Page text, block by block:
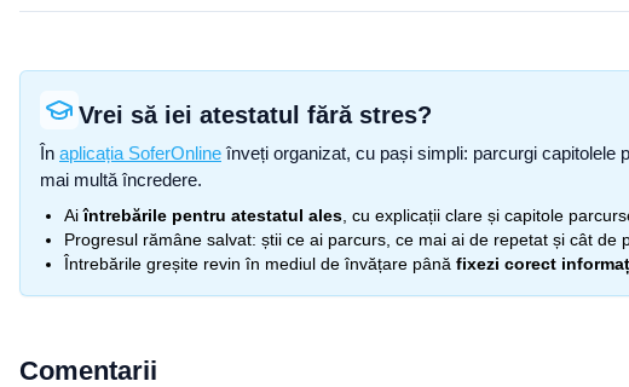
Vrei să iei atestatul fără stres?
În aplicația SoferOnline înveți organizat, cu pași simpli: parcurgi
mai multă încredere.
Aiîntrebările pentru atestatul ales , cu explicații clare și capitole
Progresul rămâne salvat: știi ce ai parcurs, ce mai ai de repetat și cât de
Întrebările greșite revin în mediul de învățare până fixezi corect
Comentarii